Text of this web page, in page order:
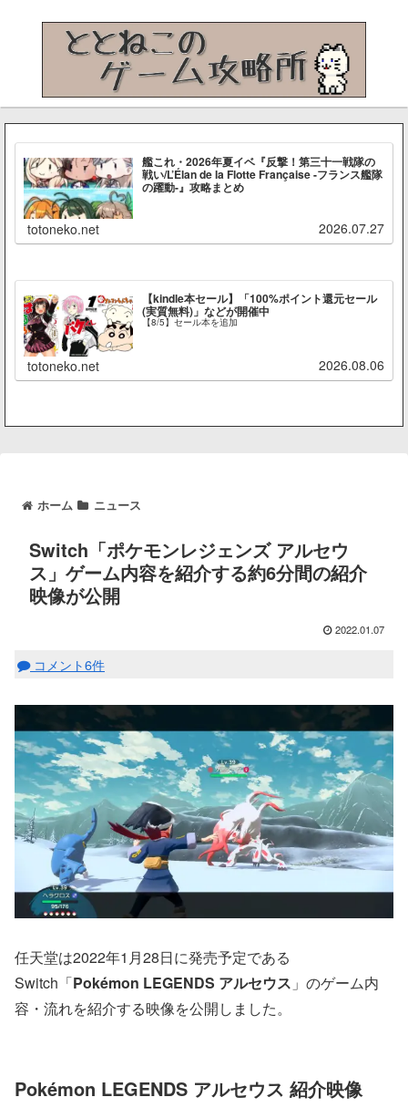
艦これ・2026年夏イベ『反撃！第三十一戦隊の
戦い/L’Élan de la Flotte Française -フランス艦隊
の躍動-』攻略まとめ
totoneko.net 2026.07.27
【kindle本セール】「100%ポイント還元セール
(実質無料)」などが開催中
【8/5】セール本を追加
totoneko.net 2026.08.06
ホーム ニュース
Switch「ポケモンレジェンズ アルセウ
ス」ゲーム内容を紹介する約6分間の紹介
映像が公開
2022.01.07
コメント6件
任天堂は2022年1月28日に発売予定である
Switch「Pokémon LEGENDS アルセウス 」のゲーム内
容・流れを紹介する映像を公開しました。
Pokémon LEGENDS アルセウス 紹介映像